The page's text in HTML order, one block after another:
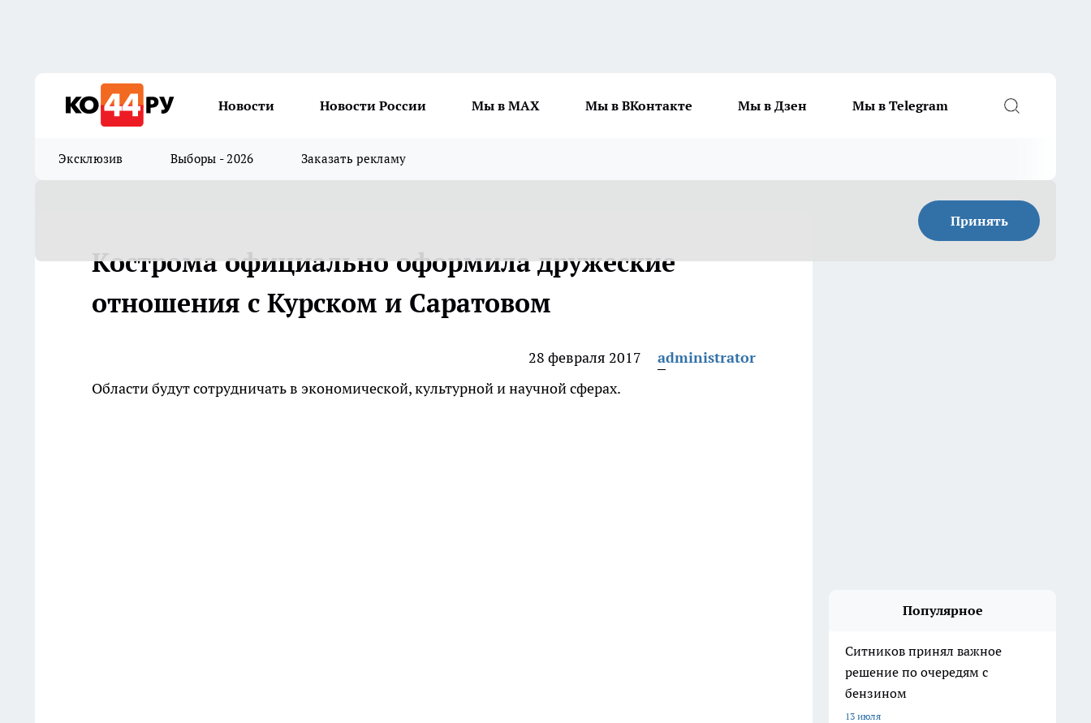
Новости Новости России Мы в MAX Мы в ВКонтакте Мы в Дзен Мы в Telegram
Эксклюзив Выборы - 2026 Заказать рекламу
Принять
Кострома официально оформила дружеские
отношения с Курском и Саратовом
28 февраля 2017
administrator
Области будут сотрудничать в экономической, культурной и научной сферах.
Популярное
Ситников принял важное
решение по очередям с
бензином
13 июля